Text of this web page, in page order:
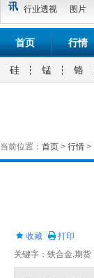
讯 行业透视
图片
首页 行情
硅 锰 铬
当前位置： 首页 > 行情 >
收藏 打印
关键字：铁合金,期货